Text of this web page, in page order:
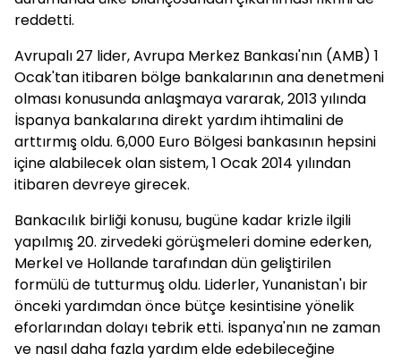
reddetti.
Avrupalı 27 lider, Avrupa Merkez Bankası'nın (AMB) 1
Ocak'tan itibaren bölge bankalarının ana denetmeni
olması konusunda anlaşmaya vararak, 2013 yılında
İspanya bankalarına direkt yardım ihtimalini de
arttırmış oldu. 6,000 Euro Bölgesi bankasının hepsini
içine alabilecek olan sistem, 1 Ocak 2014 yılından
itibaren devreye girecek.
Bankacılık birliği konusu, bugüne kadar krizle ilgili
yapılmış 20. zirvedeki görüşmeleri domine ederken,
Merkel ve Hollande tarafından dün geliştirilen
formülü de tutturmuş oldu. Liderler, Yunanistan'ı bir
önceki yardımdan önce bütçe kesintisine yönelik
eforlarından dolayı tebrik etti. İspanya'nın ne zaman
ve nasıl daha fazla yardım elde edebileceğine